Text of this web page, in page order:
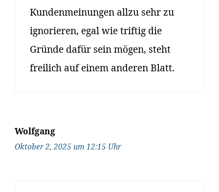
Kundenmeinungen allzu sehr zu
ignorieren, egal wie triftig die
Gründe dafür sein mögen, steht
freilich auf einem anderen Blatt.
Wolfgang
Oktober 2, 2025 um 12:15 Uhr